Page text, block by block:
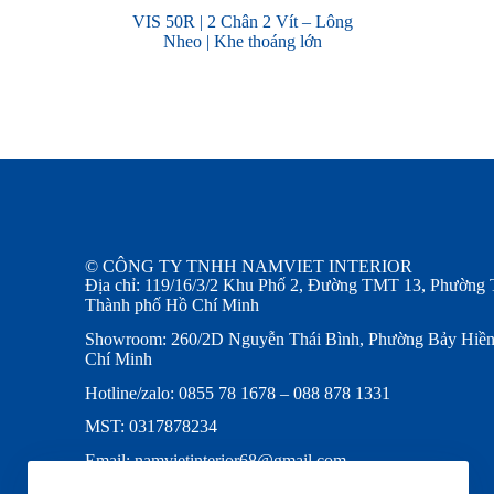
VIS 50R | 2 Chân 2 Vít – Lông
Nheo | Khe thoáng lớn
© CÔNG TY TNHH NAMVIET INTERIOR
Địa chỉ: 119/16/3/2 Khu Phố 2, Đường TMT 13, Phường
Thành phố Hồ Chí Minh
Showroom: 260/2D Nguyễn Thái Bình, Phường Bảy
Chí Minh
Hotline/zalo: 0855 78 1678 – 088 878 1331
MST: 0317878234
Email: namvietinterior68@gmail.com